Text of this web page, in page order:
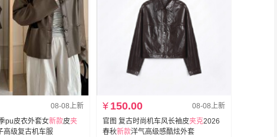
08-08上新
pu皮衣外套女新款皮夹
高级复古机车服
08-08上新
¥ 150.00
官图 复古时尚机车风长袖皮夹克2026
春秋新款洋气高级感酷炫外套